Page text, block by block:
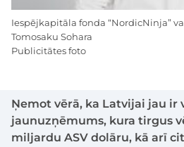
Ņemot vērā, ka Latvijai jau ir
jaunuzņēmums, kura tirgus
miljardu ASV dolāru, kā arī
Iespējkapitāla fonda “NordicNinja”
Tomosaku Sohara
Publicitātes foto